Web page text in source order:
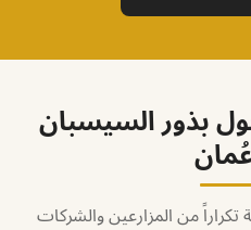
بذور السيسبان
تكراراً من المزارعين والشركات